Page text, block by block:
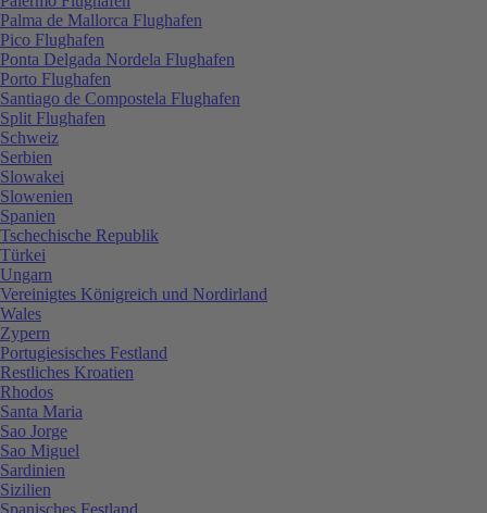
Palma de Mallorca Flughafen
Pico Flughafen
Ponta Delgada Nordela Flughafen
Porto Flughafen
Santiago de Compostela Flughafen
Split Flughafen
Schweiz
Serbien
Slowakei
Slowenien
Spanien
Tschechische Republik
Türkei
Ungarn
Vereinigtes Königreich und Nordirland
Wales
Zypern
Portugiesisches Festland
Restliches Kroatien
Rhodos
Santa Maria
Sao Jorge
Sao Miguel
Sardinien
Sizilien
Spanisches Festland